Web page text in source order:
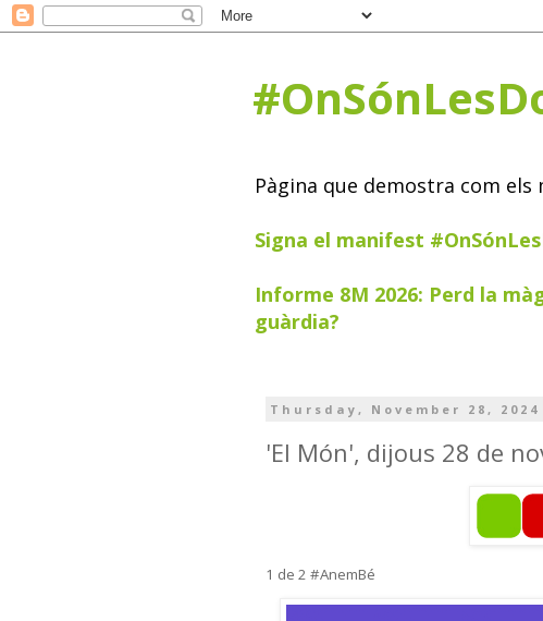
Pàgina que demostra com
Signa el manifest
Informe 8M 2026: Perd la
guàrdia?
Thursday, November 28, 2024
'El Món', dijous 28 de
1 de 2 #AnemBé